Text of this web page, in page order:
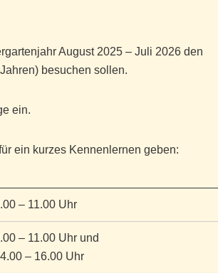
August 2025 – Juli 2026 den
besuchen sollen.
ein.
ein kurzes Kennenlernen geben:
– 11.00 Uhr
– 11.00 Uhr und
– 16.00 Uhr